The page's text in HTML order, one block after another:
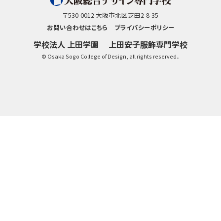
〒530-0012 大阪市北区芝田2-8-35
お問い合わせはこちら
プライバシーポリシー
学校法人 上田学園 上田安子服飾専門学校
© Osaka Sogo College of Design, all rights reserved..